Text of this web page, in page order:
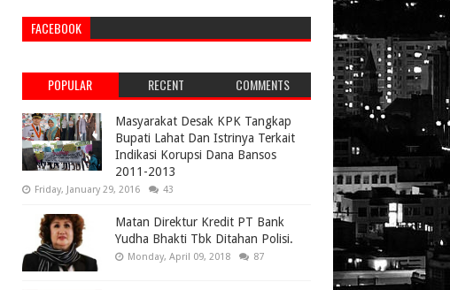
FACEBOOK
POPULAR RECENT COMMENTS
Masyarakat Desak KPK Tangkap
Bupati Lahat Dan Istrinya Terkait
Indikasi Korupsi Dana Bansos
2011-2013
Friday, January 29, 2016 43
Matan Direktur Kredit PT Bank
Yudha Bhakti Tbk Ditahan Polisi.
Monday, April 09, 2018 87